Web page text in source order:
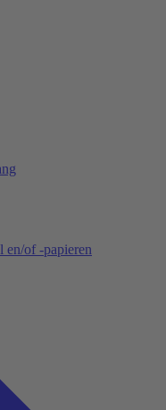
en/of -papieren